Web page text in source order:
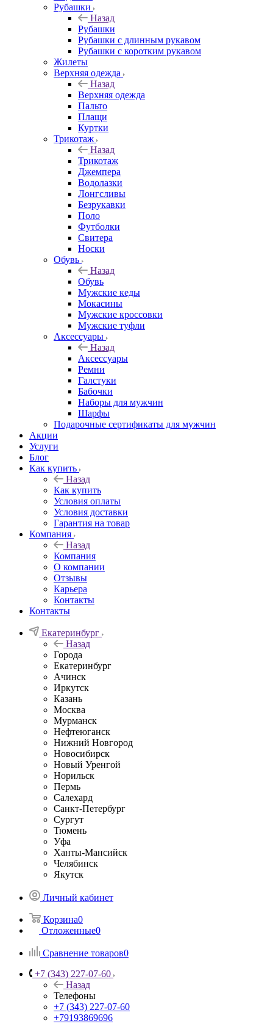
Рубашки
Назад
Рубашки
Рубашки с длинным рукавом
Рубашки с коротким рукавом
Жилеты
Верхняя одежда
Назад
Верхняя одежда
Пальто
Плащи
Куртки
Трикотаж
Назад
Трикотаж
Джемпера
Водолазки
Лонгсливы
Безрукавки
Поло
Футболки
Свитера
Носки
Обувь
Назад
Обувь
Мужские кеды
Мокасины
Мужские кроссовки
Мужские туфли
Аксессуары
Назад
Аксессуары
Ремни
Галстуки
Бабочки
Наборы для мужчин
Шарфы
Подарочные сертификаты для мужчин
Акции
Услуги
Блог
Как купить
Назад
Как купить
Условия оплаты
Условия доставки
Гарантия на товар
Компания
Назад
Компания
О компании
Отзывы
Карьера
Контакты
Контакты
Екатеринбург
Назад
Города
Екатеринбург
Ачинск
Иркутск
Казань
Москва
Мурманск
Нефтеюганск
Нижний Новгород
Новосибирск
Новый Уренгой
Норильск
Пермь
Салехард
Санкт-Петербург
Сургут
Тюмень
Уфа
Ханты-Мансийск
Челябинск
Якутск
Личный кабинет
Корзина0
Отложенные0
Сравнение товаров0
+7 (343) 227-07-60
Назад
Телефоны
+7 (343) 227-07-60
+79193869696